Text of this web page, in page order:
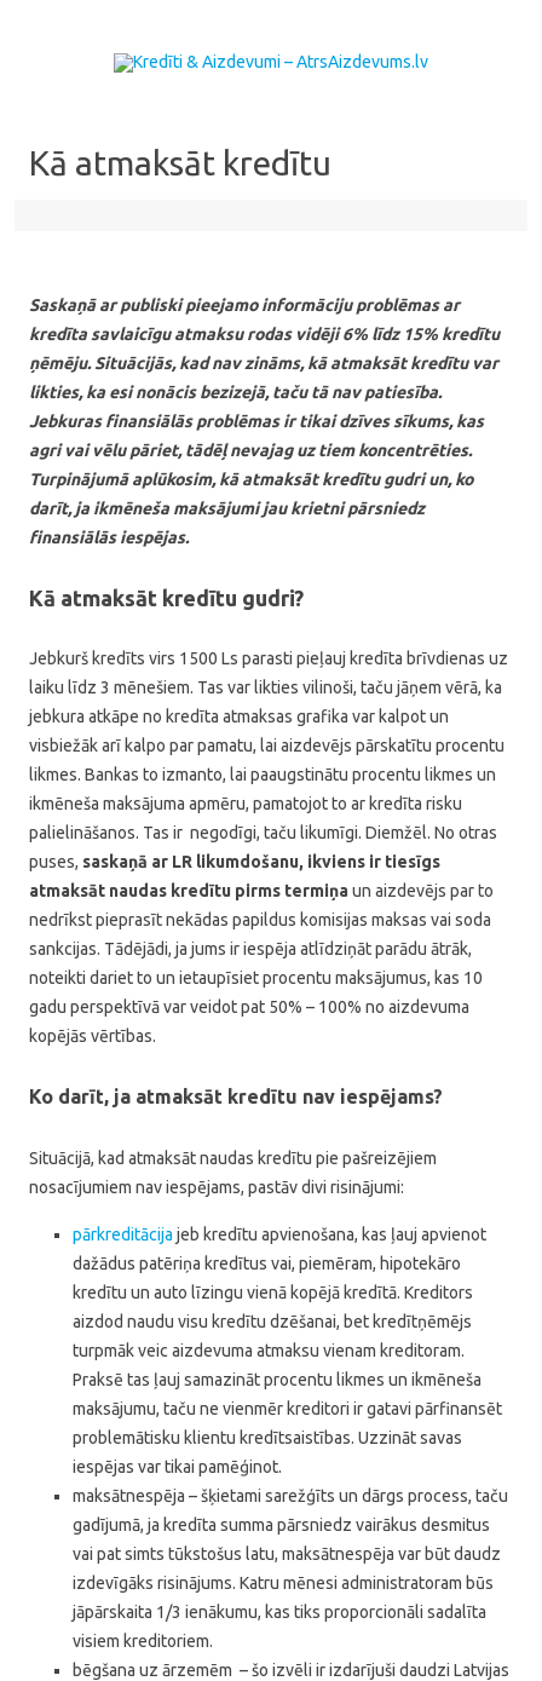
Kā atmaksāt kredītu
Saskaņā ar publiski pieejamo informāciju problēmas ar
kredīta savlaicīgu atmaksu rodas vidēji 6% līdz 15% kredītu
ņēmēju. Situācijās, kad nav zināms, kā atmaksāt kredītu var
likties, ka esi nonācis bezizejā, taču tā nav patiesība.
Jebkuras finansiālās problēmas ir tikai dzīves sīkums, kas
agri vai vēlu pāriet, tādēļ nevajag uz tiem koncentrēties.
Turpinājumā aplūkosim, kā atmaksāt kredītu gudri un, ko
darīt, ja ikmēneša maksājumi jau krietni pārsniedz
finansiālās iespējas.
Kā atmaksāt kredītu gudri?
Jebkurš kredīts virs 1500 Ls parasti pieļauj kredīta brīvdienas uz
laiku līdz 3 mēnešiem. Tas var likties vilinoši, taču jāņem vērā, ka
jebkura atkāpe no kredīta atmaksas grafika var kalpot un
visbiežāk arī kalpo par pamatu, lai aizdevējs pārskatītu procentu
likmes. Bankas to izmanto, lai paaugstinātu procentu likmes un
ikmēneša maksājuma apmēru, pamatojot to ar kredīta risku
palielināšanos. Tas ir negodīgi, taču likumīgi. Diemžēl. No otras
puses, saskaņā ar LR likumdošanu, ikviens ir tiesīgs
atmaksāt naudas kredītu pirms termiņaun aizdevējs par to
nedrīkst pieprasīt nekādas papildus komisijas maksas vai soda
sankcijas. Tādējādi, ja jums ir iespēja atlīdziņāt parādu ātrāk,
noteikti dariet to un ietaupīsiet procentu maksājumus, kas 10
gadu perspektīvā var veidot pat 50% – 100% no aizdevuma
kopējās vērtības.
Ko darīt, ja atmaksāt kredītu nav iespējams?
Situācijā, kad atmaksāt naudas kredītu pie pašreizējiem
nosacījumiem nav iespējams, pastāv divi risinājumi:
pārkreditācija jeb kredītu apvienošana, kas ļauj apvienot
dažādus patēriņa kredītus vai, piemēram, hipotekāro
kredītu un auto līzingu vienā kopējā kredītā. Kreditors
aizdod naudu visu kredītu dzēšanai, bet kredītņēmējs
turpmāk veic aizdevuma atmaksu vienam kreditoram.
Praksē tas ļauj samazināt procentu likmes un ikmēneša
maksājumu, taču ne vienmēr kreditori ir gatavi pārfinansēt
problemātisku klientu kredītsaistības. Uzzināt savas
iespējas var tikai pamēģinot.
maksātnespēja – šķietami sarežģīts un dārgs process, taču
gadījumā, ja kredīta summa pārsniedz vairākus desmitus
vai pat simts tūkstošus latu, maksātnespēja var būt daudz
izdevīgāks risinājums. Katru mēnesi administratoram būs
jāpārskaita 1/3 ienākumu, kas tiks proporcionāli sadalīta
visiem kreditoriem.
bēgšana uz ārzemēm – šo izvēli ir izdarījuši daudzi Latvijas